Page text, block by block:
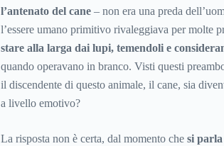
l’antenato del cane – non era una preda
l’essere umano primitivo rivaleggiava per molte
stare alla larga dai lupi, temendoli e
quando operavano in branco. Visti questi
il discendente di questo animale, il cane, sia
a livello emotivo?
La risposta non è certa, dal momento che si